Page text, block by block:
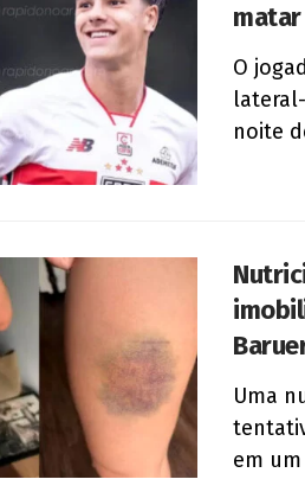
O
noite
Uma
em